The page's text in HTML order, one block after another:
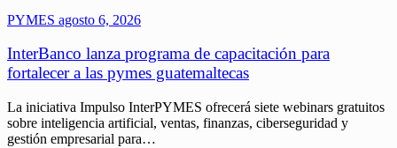
PYMES agosto 6, 2026
InterBanco lanza programa de capacitación para
fortalecer a las pymes guatemaltecas
La iniciativa Impulso InterPYMES ofrecerá siete webinars gratuitos
sobre inteligencia artificial, ventas, finanzas, ciberseguridad y
gestión empresarial para…